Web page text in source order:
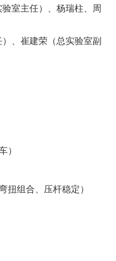
室主任）、杨瑞柱、周
、崔建荣（总实验室副
）
组合、压杆稳定）